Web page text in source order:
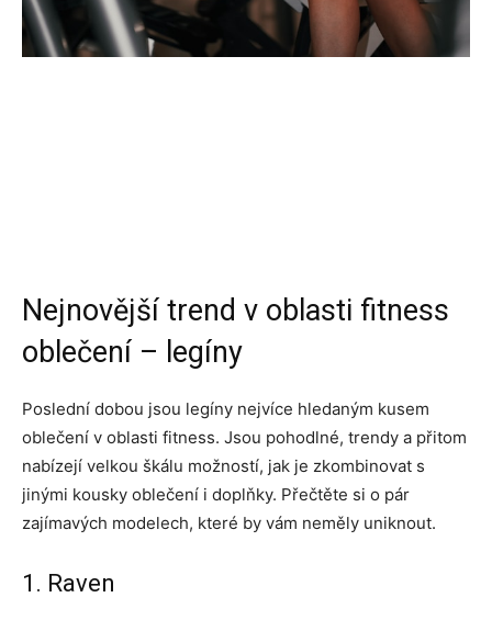
Nejnovější trend v oblasti fitness
oblečení – legíny
Poslední dobou jsou legíny nejvíce hledaným kusem
oblečení v oblasti fitness. Jsou pohodlné, trendy a přitom
nabízejí velkou škálu možností, jak je zkombinovat s
jinými kousky oblečení i doplňky. Přečtěte si o pár
zajímavých modelech, které by vám neměly uniknout.
1. Raven